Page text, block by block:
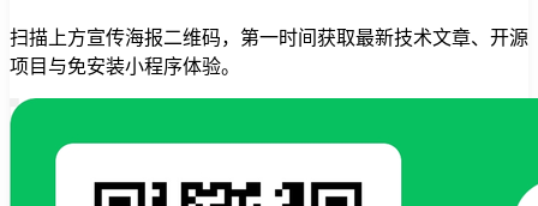
扫描上方宣传海报二维码，第一时间获取最新技术文章、开源
项目与免安装小程序体验。